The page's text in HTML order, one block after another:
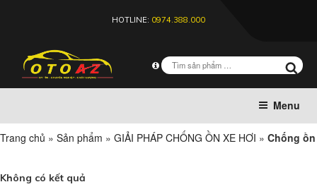
HOTLINE: 0974.388.000
Menu
Trang chủ » Sản phẩm » GIẢI PHÁP CHỐNG ỒN XE HƠI » Chống ồn
Không có kết quả